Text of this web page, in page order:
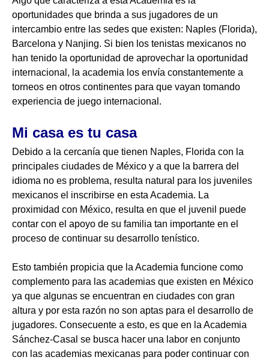
oportunidades que brinda a sus jugadores de un
intercambio entre las sedes que existen: Naples (Florida),
Barcelona y Nanjing. Si bien los tenistas mexicanos no
han tenido la oportunidad de aprovechar la oportunidad
internacional, la academia los envía constantemente a
torneos en otros continentes para que vayan tomando
experiencia de juego internacional.
Mi casa es tu casa
Debido a la cercanía que tienen Naples, Florida con la
principales ciudades de México y a que la barrera del
idioma no es problema, resulta natural para los juveniles
mexicanos el inscribirse en esta Academia. La
proximidad con México, resulta en que el juvenil puede
contar con el apoyo de su familia tan importante en el
proceso de continuar su desarrollo tenístico.
Esto también propicia que la Academia funcione como
complemento para las academias que existen en México
ya que algunas se encuentran en ciudades con gran
altura y por esta razón no son aptas para el desarrollo de
jugadores. Consecuente a esto, es que en la Academia
Sánchez-Casal se busca hacer una labor en conjunto
con las academias mexicanas para poder continuar con